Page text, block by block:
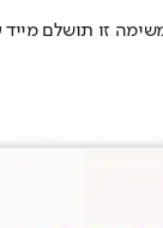
זו תושלם